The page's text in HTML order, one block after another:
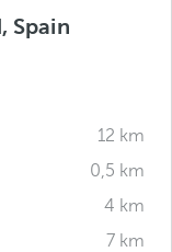
Spain
12 km
0,5 km
4 km
7 km